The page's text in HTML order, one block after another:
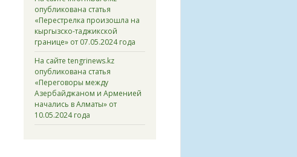
опубликована статья
«Перестрелка произошла на
кыргызско-таджикской
границе» от 07.05.2024 года
На сайте tengrinews.kz
опубликована статья
«Переговоры между
Азербайджаном и Арменией
начались в Алматы» от
10.05.2024 года